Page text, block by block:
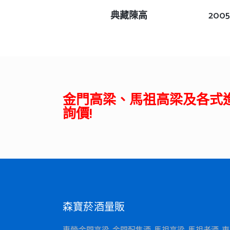
查看內容
典藏陳高
金門高梁、馬祖高梁及各
詢價!
森寶菸酒量販